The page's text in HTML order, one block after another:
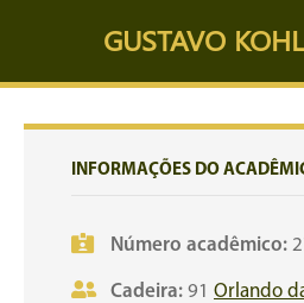
GUSTAVO
INFORMAÇÕES DO
Número acadêmico:
Cadeira: 91 Orlando